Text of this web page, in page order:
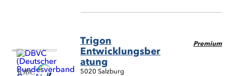
Premium
Trigon
Entwicklungsber
atung
5020 Salzburg